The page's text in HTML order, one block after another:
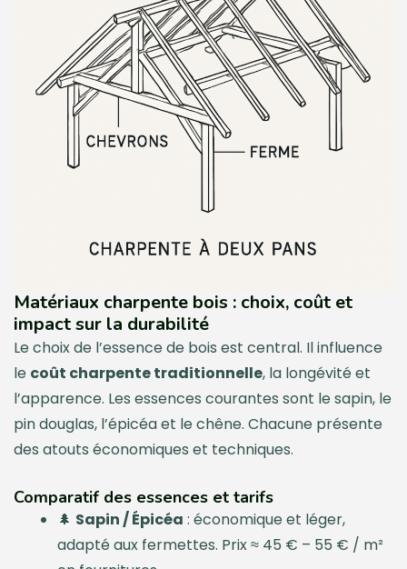
Matériaux charpente bois : choix, coût et
impact sur la durabilité
Le choix de l’essence de bois est central. Il influence
le coût charpente traditionnelle, la longévité et
l’apparence. Les essences courantes sont le sapin, le
pin douglas, l’épicéa et le chêne. Chacune présente
des atouts économiques et techniques.
Comparatif des essences et tarifs
🌲 Sapin / Épicéa : économique et léger,
adapté aux fermettes. Prix ≈ 45 € – 55 € / m²